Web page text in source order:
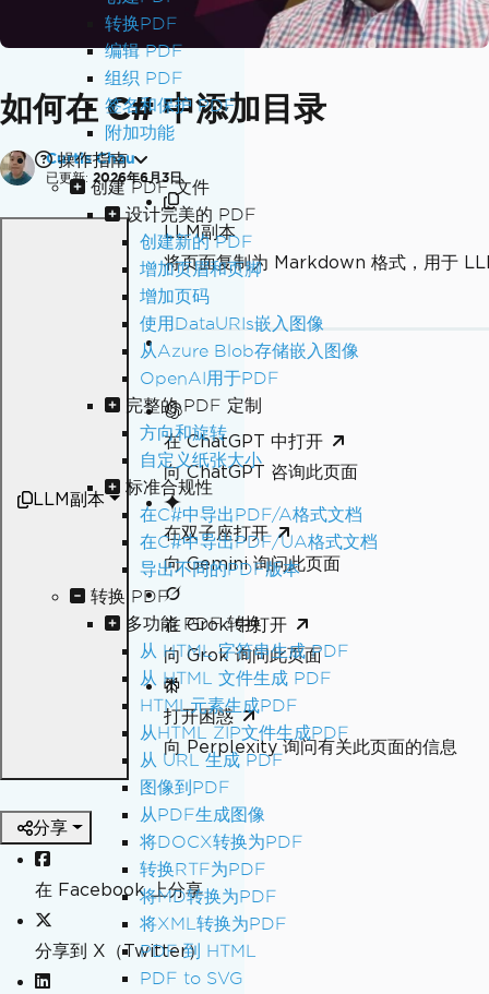
转换PDF
编辑 PDF
组织 PDF
签名和保护 PDF
附加功能
操作指南
创建 PDF 文件
设计完美的 PDF
创建新的 PDF
增加页眉和页脚
增加页码
使用DataURIs嵌入图像
从Azure Blob存储嵌入图像
OpenAI用于PDF
完整的 PDF 定制
方向和旋转
自定义纸张大小
标准合规性
在C#中导出PDF/A格式文档
在C#中导出PDF/UA格式文档
导出不同的PDF版本
转换 PDF
多功能 PDF 转换
从 HTML 字符串生成 PDF
从 HTML 文件生成 PDF
HTML元素生成PDF
从HTML ZIP文件生成PDF
从 URL 生成 PDF
图像到PDF
从PDF生成图像
将DOCX转换为PDF
转换RTF为PDF
将MD转换为PDF
将XML转换为PDF
PDF 到 HTML
PDF to SVG
如何在 C# 中添加目录
Curtis Chau
已更新: 2026年6月3日
LLM副本
LLM副本
将页面复制为 Markdown 格式，用于
在 ChatGPT 中打开
向 ChatGPT 咨询此页面
在双子座打开
向 Gemini 询问此页面
在 Grok 中打开
向 Grok 询问此页面
打开困惑
向 Perplexity 询问有关此页面的信息
分享
在 Facebook 上分享
分享到 X（Twitter）